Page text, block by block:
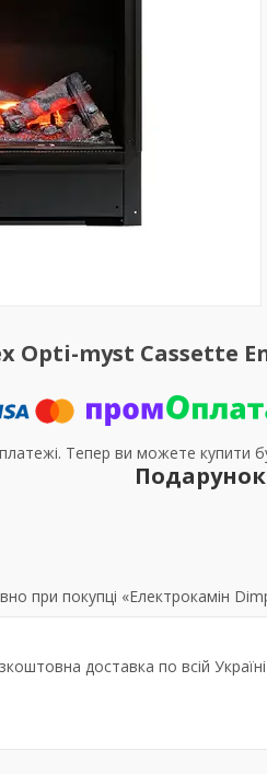
Opti-myst Cassette
платежі. Тепер ви можете купити
при покупці «Електрокамін
доставка по всій Україні